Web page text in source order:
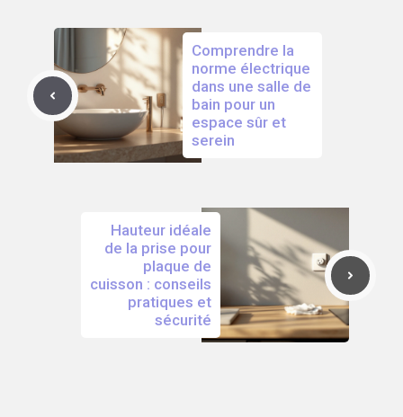
Comprendre la
norme électrique
dans une salle de
bain pour un
espace sûr et
serein
Hauteur idéale
de la prise pour
plaque de
cuisson : conseils
pratiques et
sécurité